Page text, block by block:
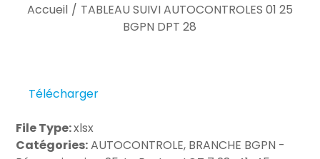
Accueil / TABLEAU SUIVI AUTOCONTROLES 01 25
BGPN DPT 28
Télécharger
File Type:xlsx
Catégories:AUTOCONTROLE, BRANCHE BGPN -